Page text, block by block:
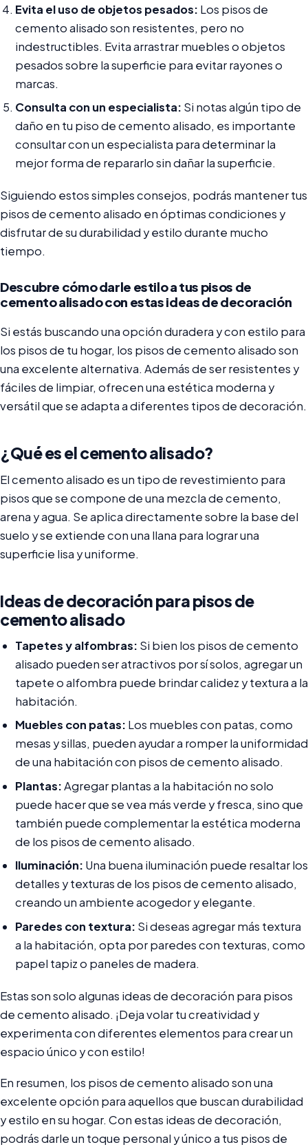
Evita el uso de objetos pesados: Los pisos de
cemento alisado son resistentes, pero no
indestructibles. Evita arrastrar muebles o objetos
pesados sobre la superficie para evitar rayones o
marcas.
Consulta con un especialista: Si notas algún tipo de
daño en tu piso de cemento alisado, es importante
consultar con un especialista para determinar la
mejor forma de repararlo sin dañar la superficie.
Siguiendo estos simples consejos, podrás mantener tus
pisos de cemento alisado en óptimas condiciones y
disfrutar de su durabilidad y estilo durante mucho
tiempo.
Descubre cómo darle estilo a tus pisos de
cemento alisado con estas ideas de decoración
Si estás buscando una opción duradera y con estilo para
los pisos de tu hogar, los pisos de cemento alisado son
una excelente alternativa. Además de ser resistentes y
fáciles de limpiar, ofrecen una estética moderna y
versátil que se adapta a diferentes tipos de decoración.
¿Qué es el cemento alisado?
El cemento alisado es un tipo de revestimiento para
pisos que se compone de una mezcla de cemento,
arena y agua. Se aplica directamente sobre la base del
suelo y se extiende con una llana para lograr una
superficie lisa y uniforme.
Ideas de decoración para pisos de
cemento alisado
Tapetes y alfombras: Si bien los pisos de cemento
alisado pueden ser atractivos por sí solos, agregar un
tapete o alfombra puede brindar calidez y textura a la
habitación.
Muebles con patas: Los muebles con patas, como
mesas y sillas, pueden ayudar a romper la uniformidad
de una habitación con pisos de cemento alisado.
Plantas:Agregar plantas a la habitación no solo
puede hacer que se vea más verde y fresca, sino que
también puede complementar la estética moderna
de los pisos de cemento alisado.
Iluminación: Una buena iluminación puede resaltar los
detalles y texturas de los pisos de cemento alisado,
creando un ambiente acogedor y elegante.
Paredes con textura: Si deseas agregar más textura
a la habitación, opta por paredes con texturas, como
papel tapiz o paneles de madera.
Estas son solo algunas ideas de decoración para pisos
de cemento alisado. ¡Deja volar tu creatividad y
experimenta con diferentes elementos para crear un
espacio único y con estilo!
En resumen, los pisos de cemento alisado son una
excelente opción para aquellos que buscan durabilidad
y estilo en su hogar. Con estas ideas de decoración,
podrás darle un toque personal y único a tus pisos de